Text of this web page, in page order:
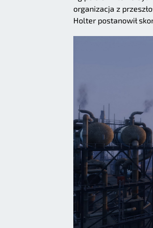
organizacja z
Holter postanowił